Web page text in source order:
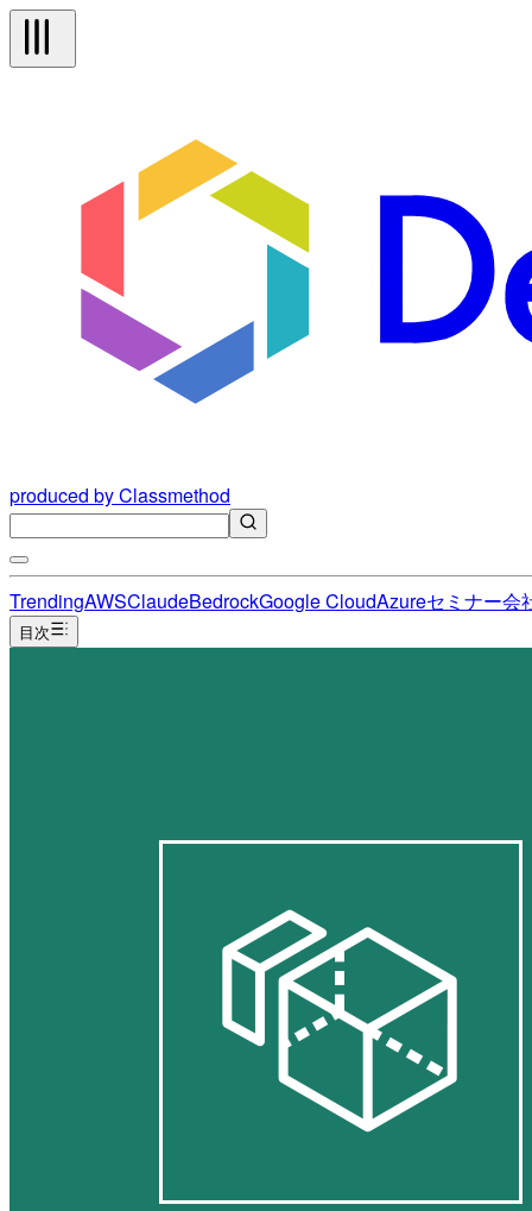
produced by Classmethod
TrendingAWSClaudeBedrockGoogle CloudAzureセミナー会
目次